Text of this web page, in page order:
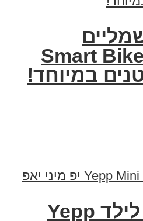
מתקפלים Smart Bike
כסא קדמי לילד Yepp